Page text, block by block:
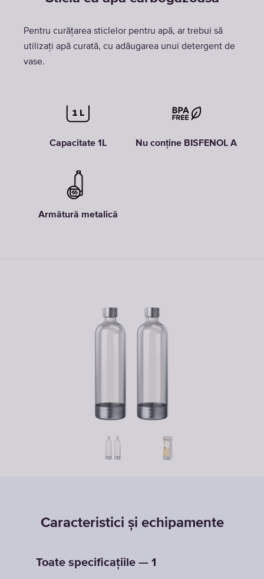
Pentru curățarea sticlelor pentru apă, ar trebui să
utilizați apă curată, cu adăugarea unui detergent de
vase.
Capacitate 1L Nu conține BISFENOL A
Armătură metalică
Caracteristici și echipamente
Toate specificațiile — 1